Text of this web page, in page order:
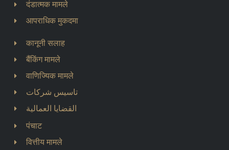
दंडात्मक मामले
आपराधिक मुकदमा
कानूनी सलाह
बैंकिंग मामले
वाणिज्यिक मामले
تاسيس شركات
القضايا العمالية
पंचाट
वित्तीय मामले